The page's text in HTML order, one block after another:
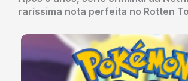
raríssima nota perfeita no Rotten